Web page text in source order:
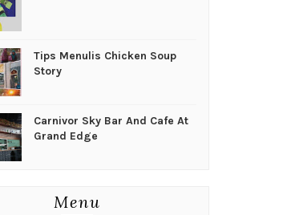
Tips Menulis Chicken Soup
Story
Carnivor Sky Bar And Cafe At
Grand Edge
Menu